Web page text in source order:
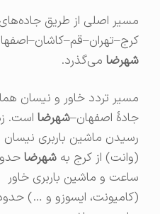
مسیر اصلی از طریق جاده‌های
کرج–تهران–قم–کاشان–اصفهان به
شهرضامی‌گذرد.
مسیر تردد خاور و نیسان همان
جادهٔ اصفهان–شهرضااست. زمان
رسیدن ماشین باربری نیسان
(وانت) از کرج بهشهرضا
حدود ۸
ساعت و ماشین باربری خاور
(کامیونت، ایسوزو و …) حدود ۱۰